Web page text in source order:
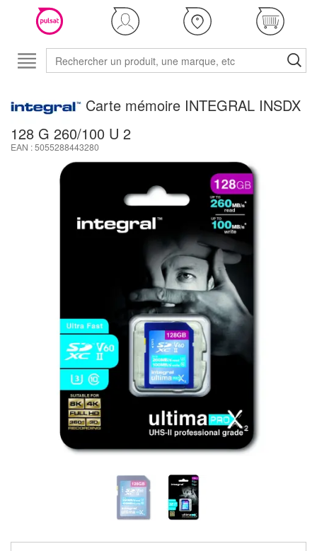
Carte mémoire INTEGRAL INSDX
128 G 260/100 U 2
EAN : 5055288443280